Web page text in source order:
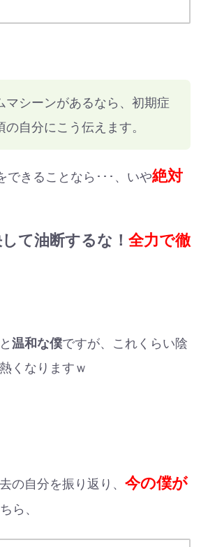
マシーンがあるなら、初期症
の自分にこう伝えます。
できることなら･･･、いや絶対
て油断するな！ 全力で徹
温和な僕ですが、これくらい陰
くなりますｗ
の自分を振り返り、 今の僕が
ら、